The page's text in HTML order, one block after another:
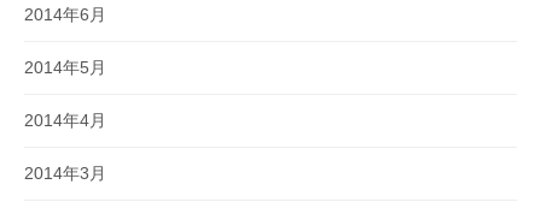
2014年6月
2014年5月
2014年4月
2014年3月